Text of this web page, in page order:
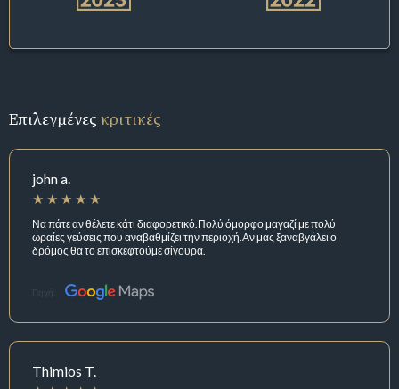
Επιλεγμένεςκριτικές
john a.
Να πάτε αν θέλετε κάτι διαφορετικό.Πολύ όμορφο μαγαζί με πολύ
ωραίες γεύσεις που αναβαθμίζει την περιοχή.Αν μας ξαναβγάλει ο
δρόμος θα το επισκεφτούμε σίγουρα.
Πηγή:
Thimios T.